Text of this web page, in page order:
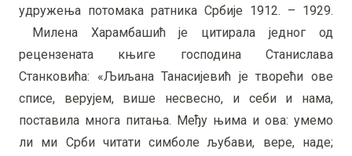
удружења потомака ратника Србије 1912. – 1929.
Милена Харамбашић је цитирала једног од
рецензената књиге господина Станислава
Станковића: «Љиљана Танасијевић је творећи ове
списе, верујем, више несвесно, и себи и нама,
поставила многа питања. Међу њима и ова: умемо
ли ми Срби читати симболе љубави, вере, наде;